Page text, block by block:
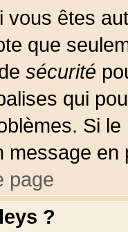
vous êtes
que
sécurité
qui
Si
message
page
?